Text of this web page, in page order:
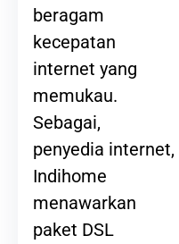
beragam
kecepatan
internet yang
memukau.
Sebagai,
penyedia internet,
Indihome
menawarkan
paket DSL